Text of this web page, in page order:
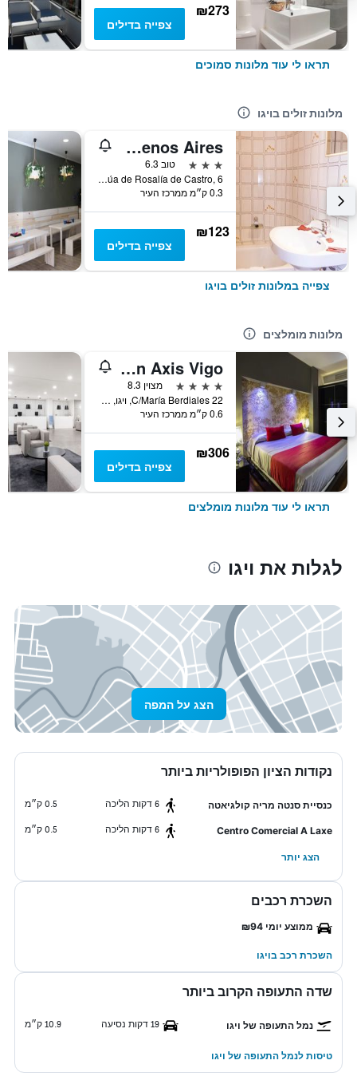
₪273
צפייה בדילים
תראו לי עוד מלונות סמוכים
מלונות זולים בויגו
Pensión Residencia Buenos Aires
3 כוכבים
טוב 6.3
Rúa de Rosalía de Castro, 6, ויגו, גליסיה, ספרד
0.3 ק״מ ממרכז העיר
₪123
צפייה בדילים
צפייה במלונות זולים בויגו
מלונות מומלצים
Hotel Silken Axis Vigo
4 כוכבים
מצוין 8.3
C/María Berdiales 22, ויגו, גליסיה, ספרד
0.6 ק״מ ממרכז העיר
₪306
צפייה בדילים
תראו לי עוד מלונות מומלצים
לגלות את ויגו
הצג על המפה
נקודות הציון הפופולריות ביותר
כנסיית סנטה מריה קולגיאטה 6 דקות הליכה 0.5 ק״מ
Centro Comercial A Laxe 6 דקות הליכה 0.5 ק״מ
הצג יותר
השכרת רכבים
ממוצע יומי ₪94
השכרת רכב בויגו
שדה התעופה הקרוב ביותר
נמל התעופה של ויגו 19 דקות נסיעה 10.9 ק״מ
טיסות לנמל התעופה של ויגו